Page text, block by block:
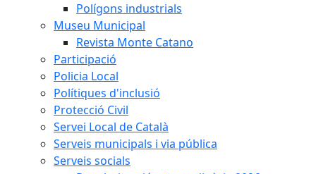
Polígons industrials
Museu Municipal
Revista Monte Catano
Participació
Policia Local
Polítiques d'inclusió
Protecció Civil
Servei Local de Català
Serveis municipals i via pública
Serveis socials